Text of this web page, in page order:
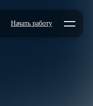
Начать работу Open